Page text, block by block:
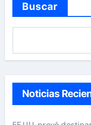
Buscar
Noticias